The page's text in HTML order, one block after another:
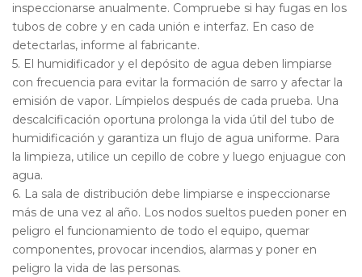
inspeccionarse anualmente. Compruebe si hay fugas en los
tubos de cobre y en cada unión e interfaz. En caso de
detectarlas, informe al fabricante.
5. El humidificador y el depósito de agua deben limpiarse
con frecuencia para evitar la formación de sarro y afectar la
emisión de vapor. Límpielos después de cada prueba. Una
descalcificación oportuna prolonga la vida útil del tubo de
humidificación y garantiza un flujo de agua uniforme. Para
la limpieza, utilice un cepillo de cobre y luego enjuague con
agua.
6. La sala de distribución debe limpiarse e inspeccionarse
más de una vez al año. Los nodos sueltos pueden poner en
peligro el funcionamiento de todo el equipo, quemar
componentes, provocar incendios, alarmas y poner en
peligro la vida de las personas.